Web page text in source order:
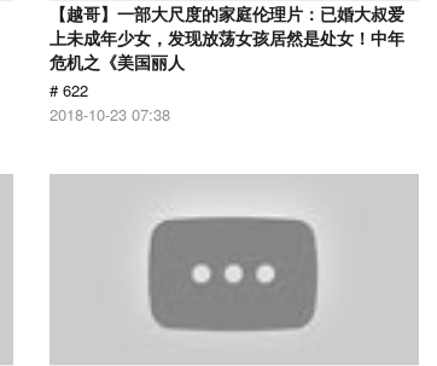
【越哥】一部大尺度的家庭伦理片：已婚大叔爱
上未成年少女，发现放荡女孩居然是处女！中年
危机之《美国丽人
# 622
2018-10-23 07:38